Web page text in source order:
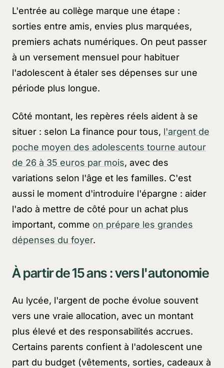
L'entrée au collège marque une étape :
sorties entre amis, envies plus marquées,
premiers achats numériques. On peut passer
à un versement mensuel pour habituer
l'adolescent à étaler ses dépenses sur une
période plus longue.
Côté montant, les repères réels aident à se
situer : selon La finance pour tous, l'argent de
poche moyen des adolescents tourne autour
de 26 à 35 euros par mois, avec des
variations selon l'âge et les familles. C'est
aussi le moment d'introduire l'épargne : aider
l'ado à mettre de côté pour un achat plus
important, comme on prépare les grandes
dépenses du foyer.
À partir de 15 ans : vers l'autonomie
Au lycée, l'argent de poche évolue souvent
vers une vraie allocation, avec un montant
plus élevé et des responsabilités accrues.
Certains parents confient à l'adolescent une
part du budget (vêtements, sorties, cadeaux à